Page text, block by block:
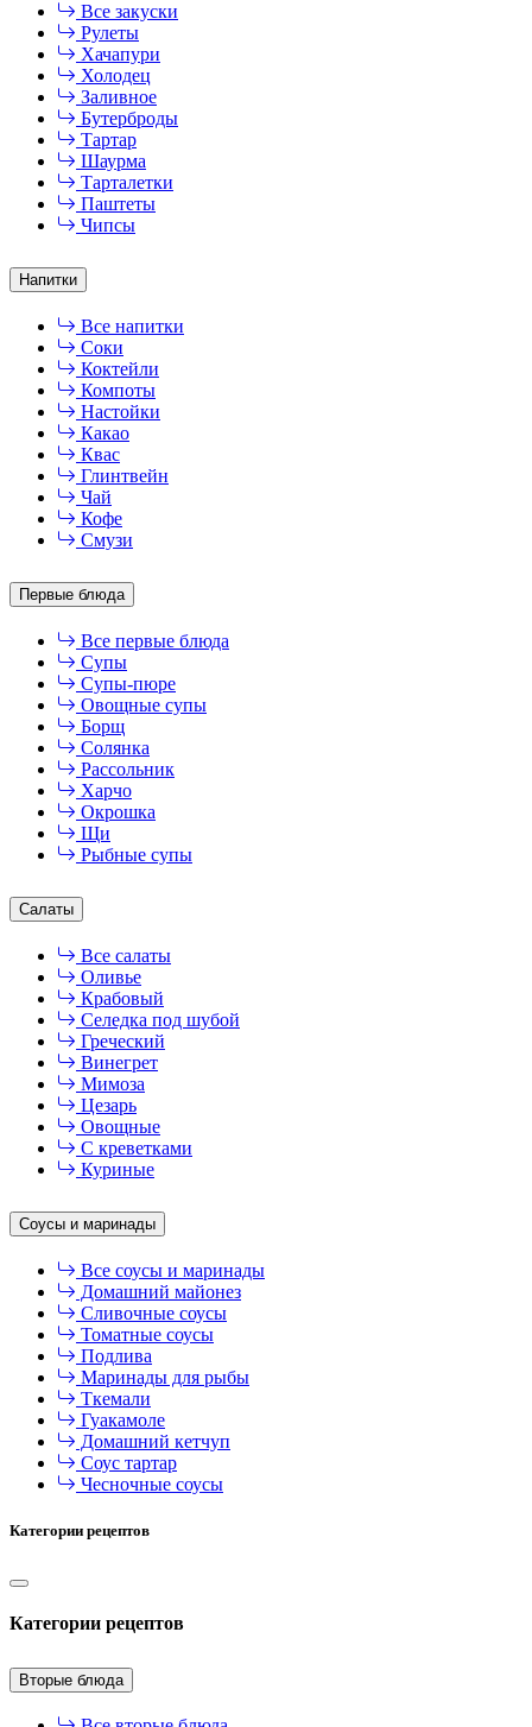
Все закуски
Рулеты
Хачапури
Холодец
Заливное
Бутерброды
Тартар
Шаурма
Тарталетки
Паштеты
Чипсы
Напитки
Все напитки
Соки
Коктейли
Компоты
Настойки
Какао
Квас
Глинтвейн
Чай
Кофе
Смузи
Первые блюда
Все первые блюда
Супы
Супы-пюре
Овощные супы
Борщ
Солянка
Рассольник
Харчо
Окрошка
Щи
Рыбные супы
Салаты
Все салаты
Оливье
Крабовый
Селедка под шубой
Греческий
Винегрет
Мимоза
Цезарь
Овощные
С креветками
Куриные
Соусы и маринады
Все соусы и маринады
Домашний майонез
Сливочные соусы
Томатные соусы
Подлива
Маринады для рыбы
Ткемали
Гуакамоле
Домашний кетчуп
Соус тартар
Чесночные соусы
Категории рецептов
Категории рецептов
Вторые блюда